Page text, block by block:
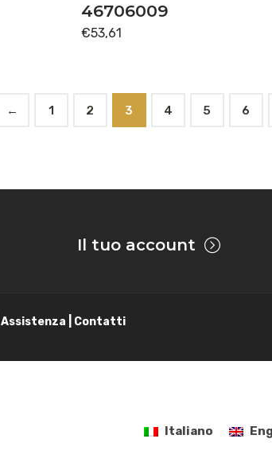
46706009
€53,61
← 1 2 3 4 5 6
Il tuo account
Assistenza | Contatti
Italiano